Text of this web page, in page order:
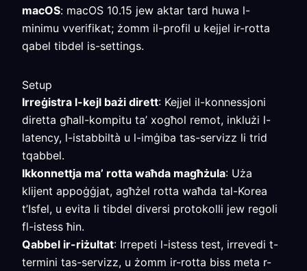
macOS: macOS 10.15 jew aktar tard huwa l-
minimu vverifikat; żomm il-profil u kejjel ir-rotta
qabel tibdel is-settings.
Setup
Irreġistra l-kejl bażi dirett: Kejjel il-konnessjoni
diretta għall-kompitu ta’ xogħol remot, inklużi l-
latency, l-istabbiltà u l-imġiba tas-servizz li trid
tqabbel.
Ikkonnettja ma’ rotta waħda magħżula: Uża
klijent appoġġjat, agħżel rotta waħda tal-Korea
t’Isfel, u evita li tibdel diversi protokolli jew regoli
fl-istess ħin.
Qabbel ir-riżultat: Irrepeti l-istess test, irrevedi t-
termini tas-servizz, u żomm ir-rotta biss meta r-